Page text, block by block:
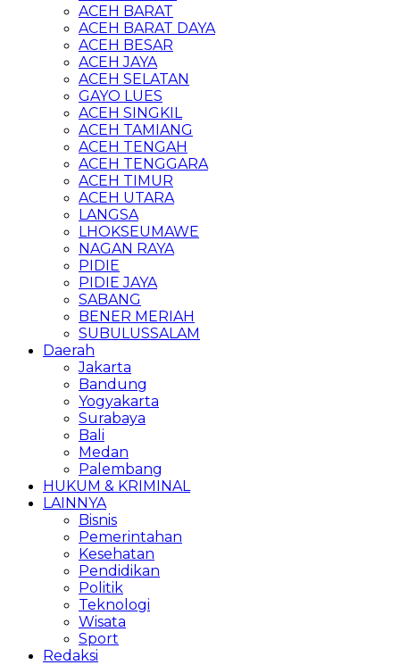
ACEH BARAT
ACEH BARAT DAYA
ACEH BESAR
ACEH JAYA
ACEH SELATAN
GAYO LUES
ACEH SINGKIL
ACEH TAMIANG
ACEH TENGAH
ACEH TENGGARA
ACEH TIMUR
ACEH UTARA
LANGSA
LHOKSEUMAWE
NAGAN RAYA
PIDIE
PIDIE JAYA
SABANG
BENER MERIAH
SUBULUSSALAM
Daerah
Jakarta
Bandung
Yogyakarta
Surabaya
Bali
Medan
Palembang
HUKUM & KRIMINAL
LAINNYA
Bisnis
Pemerintahan
Kesehatan
Pendidikan
Politik
Teknologi
Wisata
Sport
Redaksi